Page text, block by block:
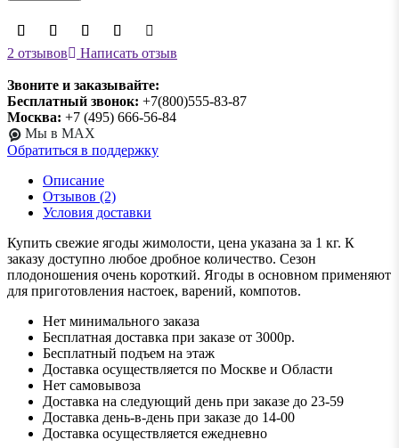
2 отзывов Написать отзыв
Звоните и заказывайте:
Бесплатный звонок: +7(800)555-83-87
Москва: +7 (495) 666-56-84
Мы в MAX
Обратиться в поддержку
Описание
Отзывов (2)
Условия доставки
Купить свежие ягоды жимолости, цена указана за 1 кг. К
заказу доступно любое дробное количество. Сезон
плодоношения очень короткий. Ягоды в основном применяют
для приготовления настоек, варений, компотов.
Нет минимального заказа
Бесплатная доставка при заказе от 3000р.
Бесплатный подъем на этаж
Доставка осуществляется по Москве и Области
Нет самовывоза
Доставка на следующий день при заказе до 23-59
Доставка день-в-день при заказе до 14-00
Доставка осуществляется ежедневно